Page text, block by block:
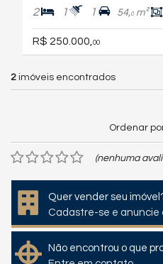
2 1 1 54,0m²
R$ 250.000,00
2 imóveis encontrados
Ordenar
(nenhuma
Quer vender seu
Cadastre-se e anuncie
Não encontrou o que